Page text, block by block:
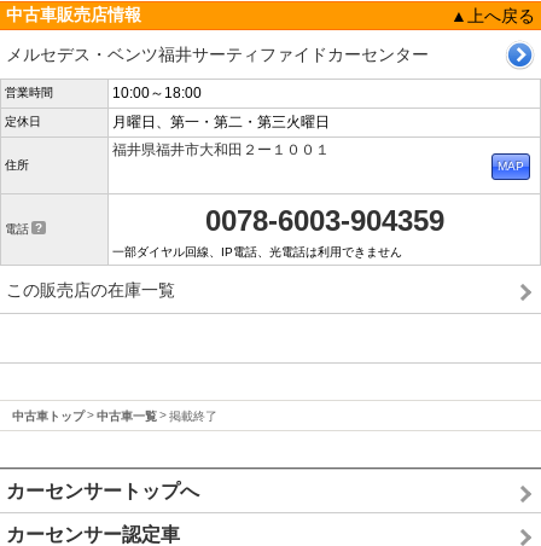
中古車販売店情報
▲上へ戻る
メルセデス・ベンツ福井サーティファイドカーセンター
営業時間 10:00～18:00
定休日 月曜日、第一・第二・第三火曜日
住所
福井県福井市大和田２ー１００１
電話 0078-6003-904359
一部ダイヤル回線、IP電話、光電話は利用できません
この販売店の在庫一覧
中古車トップ 中古車一覧 掲載終了
カーセンサートップへ
カーセンサー認定車